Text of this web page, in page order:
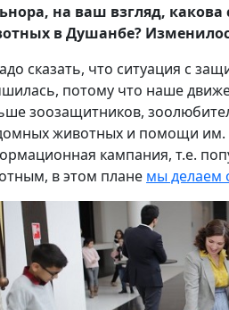
на ваш взгляд,
в Душанбе?
сказать, что ситуация с
потому что наше
зоозащитников,
животных и помощи им.
кампания, т.е.
в этом плане мы делаем